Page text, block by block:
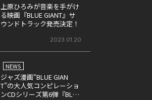
上原ひろみが音楽を手がけ
る映画『BLUE GIANT』サ
ウンドトラック発売決定！
2023.01.20
NEWS
ジャズ漫画“BLUE GIAN
T”の大人気コンピレーショ
ンCDシリーズ第6弾『BLUE